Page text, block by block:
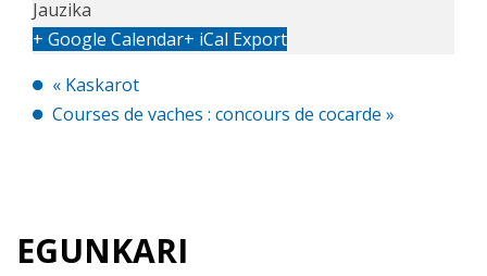
Jauzika
+ Google Calendar+ iCal Export
« Kaskarot
Courses de vaches : concours de cocarde »
EGUNKARI